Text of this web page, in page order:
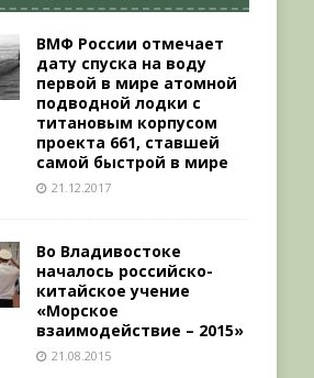
ВМФ России отмечает
дату спуска на воду
первой в мире атомной
подводной лодки с
титановым корпусом
проекта 661, ставшей
самой быстрой в мире
21.12.2017
Во Владивостоке
началось российско-
китайское учение
«Морское
взаимодействие – 2015»
21.08.2015